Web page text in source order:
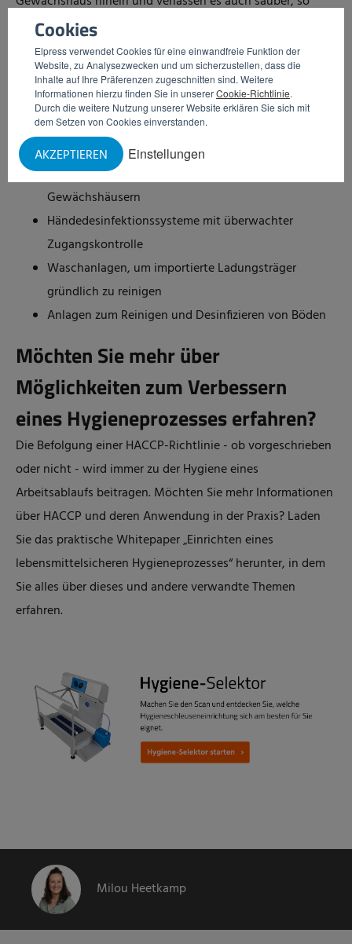
Cookies
Elpress verwendet Cookies für eine einwandfreie Funktion der
Website, zu Analysezwecken und um sicherzustellen, dass die
Inhalte auf Ihre Präferenzen zugeschnitten sind. Weitere
Informationen hierzu finden Sie in unsererCookie-Richtlinie.
Durch die weitere Nutzung unserer Website erklären Sie sich mit
dem Setzen von Cookies einverstanden.
Einstellungen
AKZEPTIEREN
dass die Hygiene im Gewächshaus ein höheres Niveau
erreicht und die Gefahr einer Infektion deutlich abnimmt.
Eine Hygieneschleuse ist ein gutes Beispiel für eine
Vorrichtung, die für Produktionssicherheit im
Gartenbausektor sorgt. Einige weitere Beispiele sind:
Sohlendesinfektion bei Ein- und Ausgängen von
Gewächshäusern
Händedesinfektionssysteme mit überwachter
Zugangskontrolle
Waschanlagen, um importierte Ladungsträger
gründlich zu reinigen
Anlagen zum Reinigen und Desinfizieren von Böden
Möchten Sie mehr über
Möglichkeiten zum Verbessern
eines Hygieneprozesses erfahren?
Die Befolgung einer HACCP-Richtlinie - ob vorgeschrieben
oder nicht - wird immer zu der Hygiene eines
Arbeitsablaufs beitragen. Möchten Sie mehr Informationen
über HACCP und deren Anwendung in der Praxis? Laden
Sie das praktische Whitepaper „Einrichten eines
lebensmittelsicheren Hygieneprozesses“ herunter, in dem
Sie alles über dieses und andere verwandte Themen
erfahren.
Milou Heetkamp